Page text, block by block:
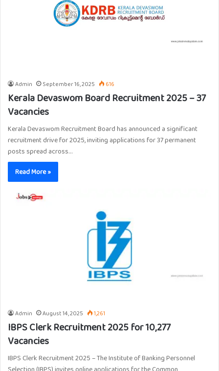
Admin September 16, 2025 616
Kerala Devaswom Board Recruitment 2025 – 37
Vacancies
Kerala Devaswom Recruitment Board has announced a significant
recruitment drive for 2025, inviting applications for 37 permanent
posts spread across…
Read More »
Admin August 14, 2025 1,261
IBPS Clerk Recruitment 2025 for 10,277
Vacancies
IBPS Clerk Recruitment 2025 – The Institute of Banking Personnel